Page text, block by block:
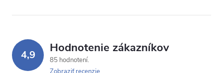
4,9 Hodnotenie zákazníkov
85 hodnotení